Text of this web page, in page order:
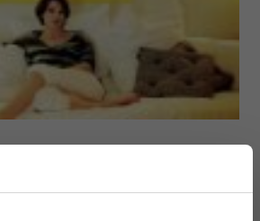
▪ 2 jajka ▪ 30 dag sera